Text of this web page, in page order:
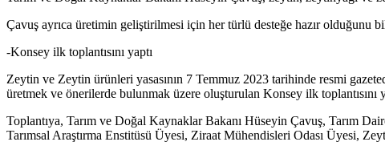
Çavuş ayrıca üretimin geliştirilmesi için her türlü desteğe hazır olduğunu
-Konsey ilk toplantısını yaptı
Zeytin ve Zeytin ürünleri yasasının 7 Temmuz 2023 tarihinde resmi
üretmek ve önerilerde bulunmak üzere oluşturulan Konsey ilk toplantısını
Toplantıya, Tarım ve Doğal Kaynaklar Bakanı Hüseyin Çavuş, Tarım
Tarımsal Araştırma Enstitüsü Üyesi, Ziraat Mühendisleri Odası Üyesi,